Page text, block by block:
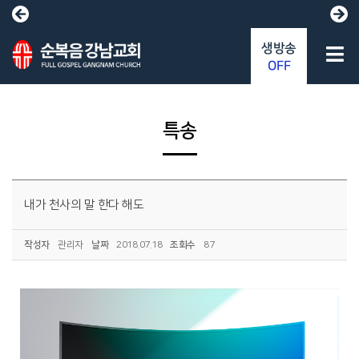
특송
내가 천사의 말 한다 해도
작성자 관리자 날짜 2018.07.18 조회수 87
생방송
OFF